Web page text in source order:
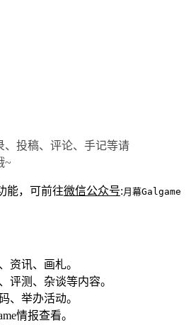
、投稿、评论、手记等请
~
能，可前往微信公众号: 月幕Galgame
资讯、画札。
评测、杂谈等内容。
、举办活动。
情报查看。